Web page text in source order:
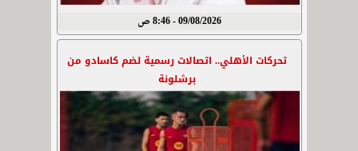
09/08/2026 - 8:46 ص
تحركات الأهلي.. اتصالات رسمية لضم كاسادو من
برشلونة